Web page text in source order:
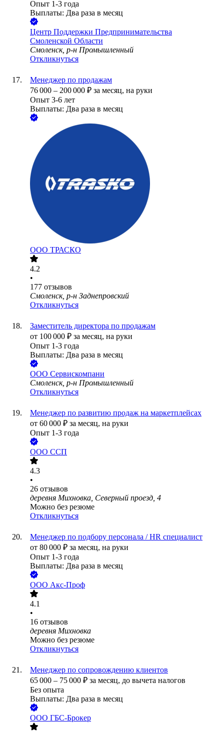
Опыт 1-3 года
Выплаты: Два раза в месяц
Центр Поддержки Предпринимательства
Смоленской Области
Смоленск, р-н Промышленный
Откликнуться
Менеджер по продажам
76 000 – 200 000 ₽ за месяц, на руки
Опыт 3-6 лет
Выплаты: Два раза в месяц
ООО ТРАСКО
4.2
•
177 отзывов
Смоленск, р-н Заднепровский
Откликнуться
Заместитель директора по продажам
от 100 000 ₽ за месяц, на руки
Опыт 1-3 года
Выплаты: Два раза в месяц
ООО Сервискомпани
Смоленск, р-н Промышленный
Откликнуться
Менеджер по развитию продаж на маркетплейсах
от 60 000 ₽ за месяц, на руки
Опыт 1-3 года
ООО ССП
4.3
•
26 отзывов
деревня Михновка, Северный проезд, 4
Можно без резюме
Откликнуться
Менеджер по подбору персонала / HR специалист
от 80 000 ₽ за месяц, на руки
Опыт 1-3 года
Выплаты: Два раза в месяц
ООО Акс-Проф
4.1
•
16 отзывов
деревня Михновка
Можно без резюме
Откликнуться
Менеджер по сопровождению клиентов
65 000 – 75 000 ₽ за месяц, до вычета налогов
Без опыта
Выплаты: Два раза в месяц
ООО ГБС-Брокер